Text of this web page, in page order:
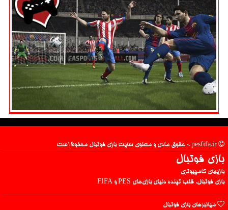
بازی فوتبال
بازیهای کامپیوتری
بازی فوتبال، قلب تپنده دنیای بازی‌های PES و FIFA
میانبرهای بازی فوتبال